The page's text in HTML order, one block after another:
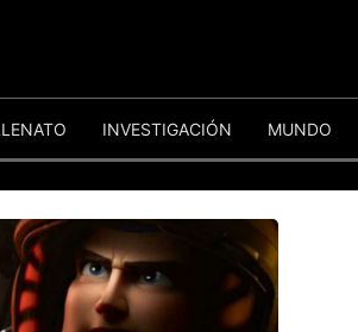
INVESTIGACIÓN MUNDO